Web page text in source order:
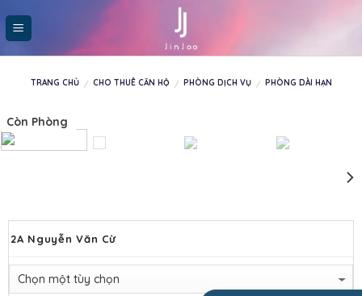
TRANG CHỦ / CHO THUÊ CĂN HỘ / PHÒNG DỊCH VỤ / PHÒNG DÀI HẠN
Còn Phòng
2A Nguyễn Văn Cừ